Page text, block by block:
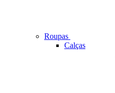
Roupas
Calças